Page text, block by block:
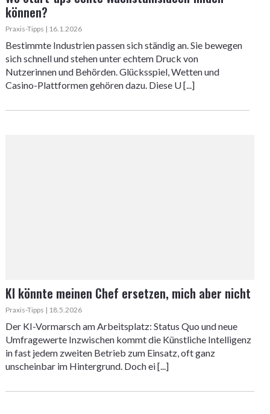
können?
Praxis-Tipps | 16.1.2026
Bestimmte Industrien passen sich ständig an. Sie bewegen
sich schnell und stehen unter echtem Druck von
Nutzerinnen und Behörden. Glücksspiel, Wetten und
Casino-Plattformen gehören dazu. Diese U [...]
KI könnte meinen Chef ersetzen, mich aber nicht
Praxis-Tipps | 18.5.2026
Der KI-Vormarsch am Arbeitsplatz: Status Quo und neue
Umfragewerte Inzwischen kommt die Künstliche Intelligenz
in fast jedem zweiten Betrieb zum Einsatz, oft ganz
unscheinbar im Hintergrund. Doch ei [...]